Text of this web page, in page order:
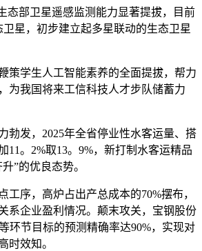
部卫星遥感监测能力显著提拔，目前
星，初步建立起多星联动的生态卫星
学生人工智能素养的全面提拔，帮力
为我国将来工信科技人才步队储蓄力
发，2025年全省停业性水客运量、搭
11。2%取13。9%，新打制水客运精品
”的优良态势。
序，高炉占出产总成本的70%摆布，
系企业盈利情况。颠末攻关，宝钢股份
环节目标的预测精确率达90%，实现对
时效知。